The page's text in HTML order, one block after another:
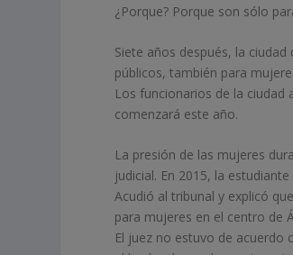
¿Porque? Porque son sólo
Siete años después, la
públicos, también para
Los funcionarios de la
comenzará este año.
La presión de las mujeres
judicial. En 2015, la
Acudió al tribunal y explicó
para mujeres en el centro de
El juez no estuvo de acuerdo